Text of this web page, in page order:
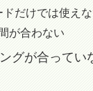
ドだけでは使え
が合わない
グが合ってい